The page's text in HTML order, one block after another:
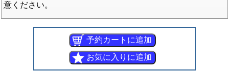
意ください。